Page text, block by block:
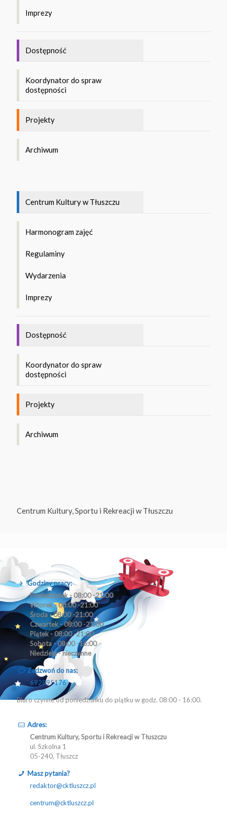
Imprezy
Dostępność
Koordynator do spraw
dostępności
Projekty
Archiwum
Centrum Kultury w Tłuszczu
Harmonogram zajęć
Regulaminy
Wydarzenia
Imprezy
Dostępność
Koordynator do spraw
dostępności
Projekty
Archiwum
Centrum Kultury, Sportu i Rekreacji w Tłuszczu
Godziny pracy:
Poniedziałek - 08:00 -21:00
Wtorek - 08:00 -21:00
Środa - 08:00 -21:00
Czwartek - 08:00 -21:00
Piątek - 08:00 -21:00
Sobota - 08:00 -16:00
Niedziela - nieczynne
Zadzwoń do nas:
692895176
Biuro czynne od poniedziałku do piątku w godz. 08:00 - 16:00.
Adres:
Centrum Kultury, Sportu i Rekreacji w Tłuszczu
ul. Szkolna 1
05-240, Tłuszcz
Masz pytania?
redaktor@cktluszcz.pl
centrum@cktluszcz.pl